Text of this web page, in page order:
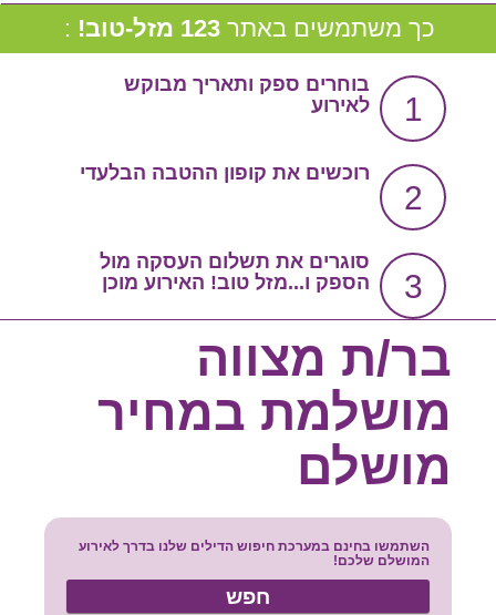
אמנת השירות
נבחרת המומלצים שלנו
טיפים לחתונה
צור קשר
סרטון הסבר
כך משתמשים באתר 123 מזל-טוב! :
1
בוחרים ספק ותאריך מבוקש
לאירוע
2
רוכשים את קופון ההטבה הבלעדי
3
סוגרים את תשלום העסקה מול
הספק ו...מזל טוב! האירוע מוכן
בר/ת מצווה
מושלמת במחיר
מושלם
השתמשו בחינם במערכת חיפוש הדילים שלנו בדרך לאירוע
המושלם שלכם!
חפש